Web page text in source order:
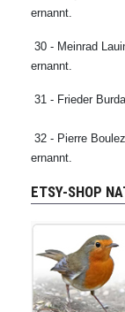
ernannt.
30 - Meinrad
ernannt.
31 - Frieder
32 - Pierre
ernannt.
ETSY-SHOP